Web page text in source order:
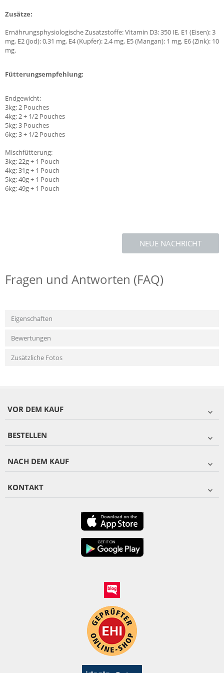
Zusätze:
Ernährungsphysiologische Zusatzstoffe: Vitamin D3: 350 IE, E1 (Eisen): 3
mg, E2 (Jod): 0,31 mg, E4 (Kupfer): 2,4 mg, E5 (Mangan): 1 mg, E6 (Zink): 10
mg.
Fütterungsempfehlung:
Endgewicht:
3kg: 2 Pouches
4kg: 2 + 1/2 Pouches
5kg: 3 Pouches
6kg: 3 + 1/2 Pouches
Mischfütterung:
3kg: 22g + 1 Pouch
4kg: 31g + 1 Pouch
5kg: 40g + 1 Pouch
6kg: 49g + 1 Pouch
NEUE NACHRICHT
Fragen und Antworten (FAQ)
Eigenschaften
Bewertungen
Zusätzliche Fotos
VOR DEM KAUF
BESTELLEN
NACH DEM KAUF
KONTAKT